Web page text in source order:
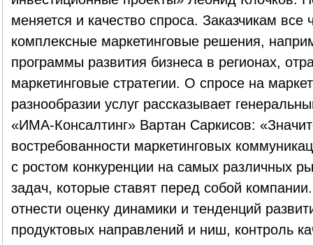
меняется и качество спроса. Заказчикам
комплексные маркетинговые решения,
программы развития бизнеса в регионах,
маркетинговые стратегии. О спросе на
разнообразии услуг рассказывает
«ИМА-Консалтинг» Вартан Саркисов:
востребованности маркетинговых
с ростом конкуренции на самых различных
задач, которые ставят перед собой
отнести оценку динамики и тенденций
продуктовых направлений и ниш, контроль